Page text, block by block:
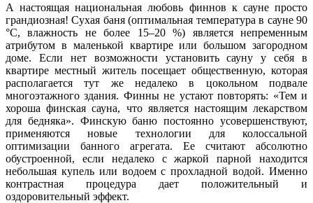
А настоящая национальная любовь финнов к сауне просто
грандиозная! Сухая баня (оптимальная температура в сауне 90
°С, влажность не более 15–20 %) является непременным
атрибутом в маленькой квартире или большом загородном
доме. Если нет возможности установить сауну у себя в
квартире местный житель посещает общественную, которая
располагается тут же недалеко в цокольном подвале
многоэтажного здания. Финны не устают повторять: «Тем и
хороша финская сауна, что является настоящим лекарством
для бедняка». Финскую баню постоянно усовершенствуют,
применяются новые технологии для колоссальной
оптимизации банного агрегата. Ее считают абсолютно
обустроенной, если недалеко с жаркой парной находится
небольшая купель или водоем с прохладной водой. Именно
контрастная процедура дает положительный и
оздоровительный эффект.